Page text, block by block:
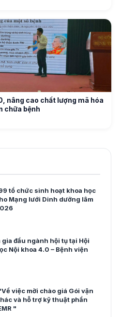
nâng cao chất lượng mã hóa
chữa bệnh
tổ chức sinh hoạt khoa học
Mạng lưới Dinh dưỡng lâm
đầu ngành hội tụ tại Hội
Nội khoa 4.0 – Bệnh viện
việc mời chào giá Gói vận
và hỗ trợ kỹ thuật phần
"